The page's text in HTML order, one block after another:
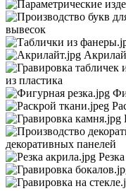
вывесок
из пластика
декоративных панелей